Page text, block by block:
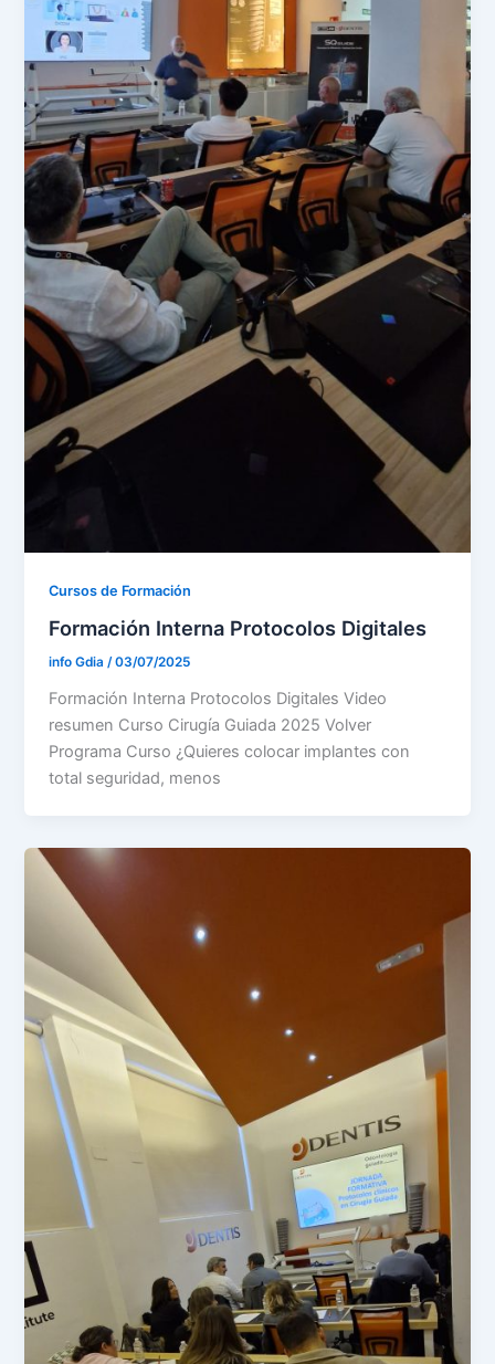
Cursos de Formación
Formación Interna Protocolos Digitales
info Gdia/03/07/2025
Formación Interna Protocolos Digitales Video
resumen Curso Cirugía Guiada 2025 Volver
Programa Curso ¿Quieres colocar implantes con
total seguridad, menos